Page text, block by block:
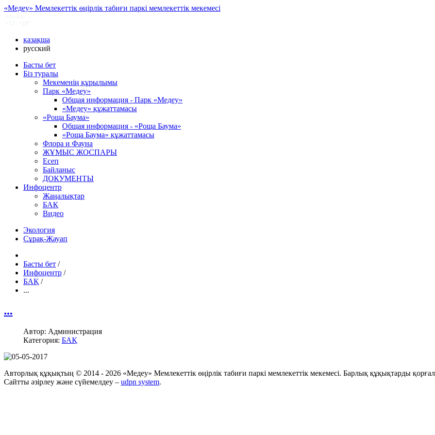
«Медеу» Мемлекеттік өңірлік табиғи паркі мемлекеттік мекемесі
қазақша
русский
Басты бет
Біз туралы
Мекеменің құрылымы
Парк «Медеу»
Общая информация - Парк «Медеу»
«Медеу» құжаттамасы
«Роща Баума»
Общая информация - «Роща Баума»
«Роща Баума» құжаттамасы
Флора и Фауна
ЖҰМЫС ЖОСПАРЫ
Есеп
Байланыс
ДОКУМЕНТЫ
Инфоцентр
Жаңалықтар
БАҚ
Видео
Экология
Сұрақ-Жауап
Басты бет /
Инфоцентр /
БАҚ /
...
...
Автор: Администрация
Категория: БАҚ
Авторлық құқықтың © 2014 - 2026 «Медеу» Мемлекеттік өңірлік табиғи паркі мемлекеттік мекемесі. Барлық құқықтарды
Сайтты әзірлеу және сүйемелдеу – udpn system.